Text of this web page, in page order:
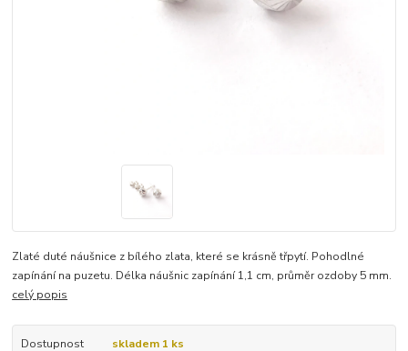
Zlaté duté náušnice z bílého zlata, které se krásně třpytí. Pohodlné
zapínání na puzetu. Délka náušnic zapínání 1,1 cm, průměr ozdoby 5 mm.
celý popis
Dostupnost skladem 1 ks